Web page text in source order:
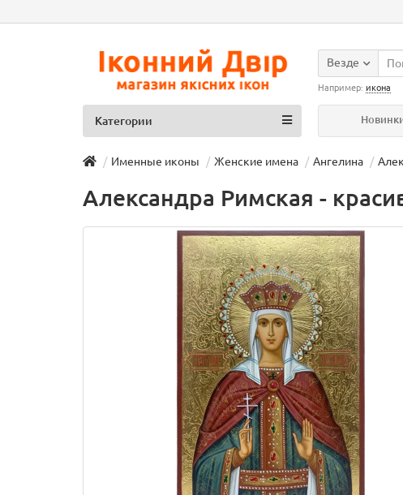
Везде
Например: икона
Категории
Именные иконы Женские имена Ангелина
Александра Римская -